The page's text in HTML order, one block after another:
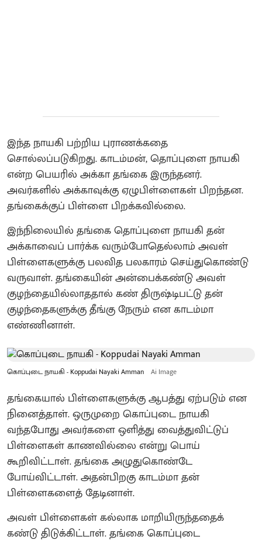
இந்த நாயகி பற்றிய புராணக்கதை
சொல்லப்படுகிறது.‌ காடம்மன், தொப்புளை நாயகி
என்ற பெயரில் அக்கா தங்கை இருந்தனர்.
அவர்களில் அக்காவுக்கு ஏழுபிள்ளைகள் பிறந்தன.
தங்கைக்குப் பிள்ளை பிறக்கவில்லை‌.
இந்நிலையில் தங்கை தொப்புளை நாயகி தன்
அக்காவைப் பார்க்க வரும்போதெல்லாம் அவள்
பிள்ளைகளுக்கு பலவித பலகாரம் செய்துகொண்டு
வருவாள். தங்கையின் அன்பைக்கண்டு அவள்
குழந்தையில்லாததால் கண் திருஷ்டிபட்டு தன்
குழந்தைகளுக்கு தீங்கு நேரும் என காடம்மா
எண்ணினாள்.
கொப்புடை நாயகி - Koppudai Nayaki Amman Ai Image
தங்கையால் பிள்ளைகளுக்கு ஆபத்து ஏற்படும் என
நினைத்தாள்‌. ஒருமுறை கொப்புடை நாயகி
வந்தபோது அவர்களை ஒளித்து வைத்துவிட்டுப்
பிள்ளைகள் காணவில்லை என்று பொய்
கூறிவிட்டாள். தங்கை அழுதுகொண்டே
போய்விட்டாள். அதன்பிறகு காடம்மா தன்
பிள்ளைகளைத் தேடினாள்.‌
அவள் பிள்ளைகள் கல்லாக மாறியிருந்ததைக்
கண்டு திடுக்கிட்டாள். தங்கை கொப்புடை